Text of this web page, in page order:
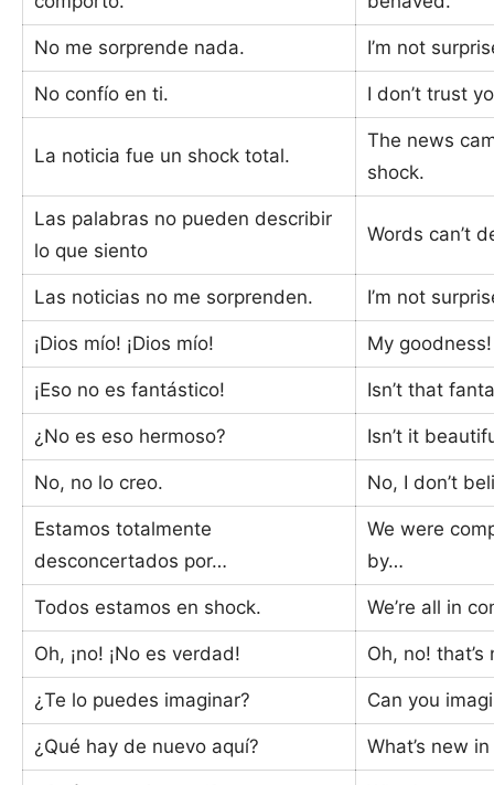
No me sorprende nada. I’m not
No confío en ti. I don’t trust
La noticia fue un shock total.
The news
shock.
Las palabras no pueden describir
lo que siento
Words can’t
Las noticias no me sorprenden. I’m not
¡Dios mío! ¡Dios mío! My goodness!
¡Eso no es fantástico! Isn’t that
¿No es eso hermoso? Isn’t it
No, no lo creo. No, I don’t
Estamos totalmente
desconcertados por…
We were
by…
Todos estamos en shock. We’re all in
Oh, ¡no! ¡No es verdad! Oh, no!
¿Te lo puedes imaginar? Can you
¿Qué hay de nuevo aquí? What’s new